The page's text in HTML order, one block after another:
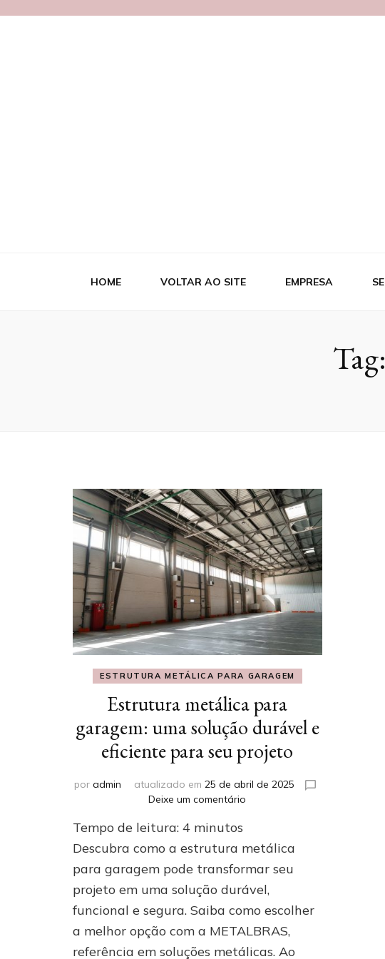
HOME VOLTAR AO SITE EMPRESA
Tag:
ESTRUTURA METÁLICA PARA GARAGEM
Estrutura metálica para
garagem: uma solução durável e
eficiente para seu projeto
por admin atualizado em 25 de abril de 2025
Deixe um comentário
para
uma
solução
e
eficiente
para
Tempo de leitura: 4 minutos
Descubra como a estrutura metálica
para garagem pode transformar seu
projeto em uma solução durável,
funcional e segura. Saiba como escolher
a melhor opção com a METALBRAS,
referência em soluções metálicas. Ao